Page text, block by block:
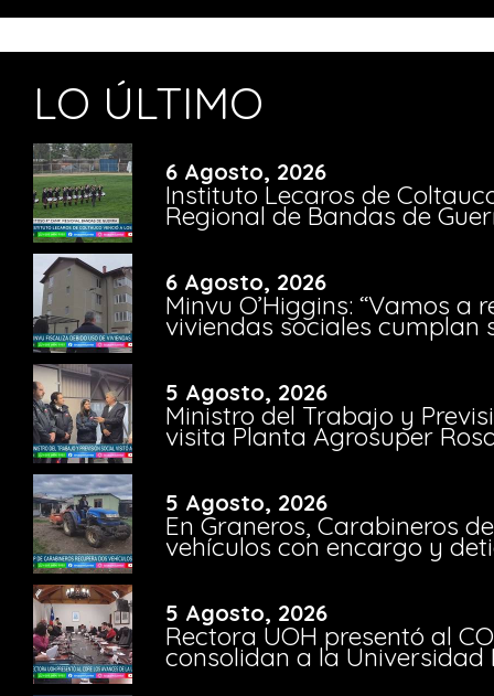
LO ÚLTIMO
6 Agosto, 2026
Instituto Lecaros de
Regional de Bandas de
6 Agosto, 2026
Minvu O’Higgins: “Vamos a
viviendas sociales cumplan
5 Agosto, 2026
Ministro del Trabajo y
visita Planta Agrosuper
5 Agosto, 2026
En Graneros, Carabineros
vehículos con encargo y
5 Agosto, 2026
Rectora UOH presentó al
consolidan a la Universidad